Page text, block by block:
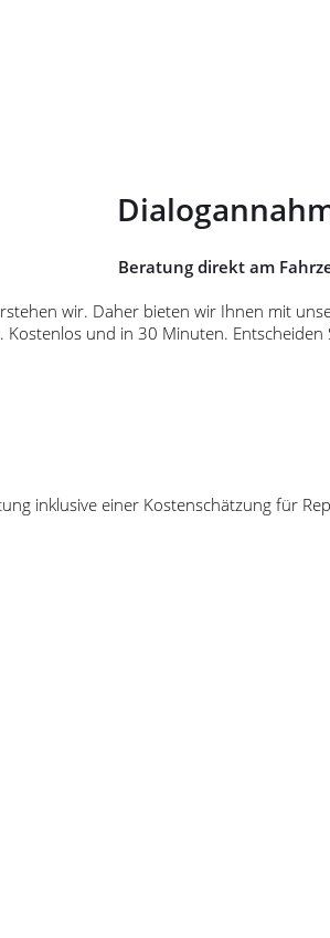
Beratung direkt am
wir. Daher bieten wir Ihnen mit
und in 30 Minuten.
inklusive einer Kostenschätzung für